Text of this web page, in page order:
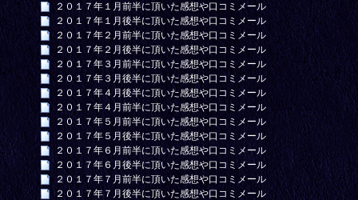
２０１７年１月前半に頂いた感想や口コミメール
２０１７年１月後半に頂いた感想や口コミメール
２０１７年２月前半に頂いた感想や口コミメール
２０１７年２月後半に頂いた感想や口コミメール
２０１７年３月前半に頂いた感想や口コミメール
２０１７年３月後半に頂いた感想や口コミメール
２０１７年４月後半に頂いた感想や口コミメール
２０１７年４月前半に頂いた感想や口コミメール
２０１７年５月前半に頂いた感想や口コミメール
２０１７年５月後半に頂いた感想や口コミメール
２０１７年６月前半に頂いた感想や口コミメール
２０１７年６月後半に頂いた感想や口コミメール
２０１７年７月前半に頂いた感想や口コミメール
２０１７年７月後半に頂いた感想や口コミメール